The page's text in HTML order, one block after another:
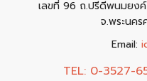
เลขที่ 96 ถ.ปรีดีพนมยง
จ.พระนค
Email:
TEL: 0-3527-